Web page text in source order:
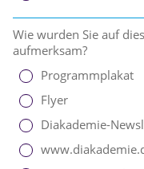
Wie wurden Sie auf
aufmerksam?
Programmplakat
Flyer
Diakademie-